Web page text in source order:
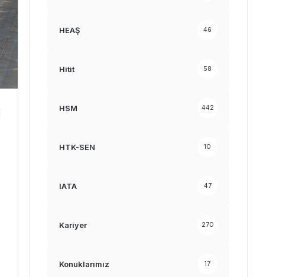
HEAŞ 46
Hitit 58
HSM 442
HTK-SEN 10
IATA 47
Kariyer 270
Konuklarımız 17